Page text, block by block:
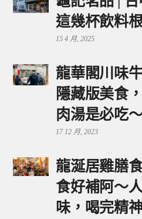
這幾杯飲料
15 4 月, 2025
龍華閣川味
隱藏版美食
肉湯是必吃
17 12 月, 2023
龍涎居雞膳
食好補阿～
味，喝完精